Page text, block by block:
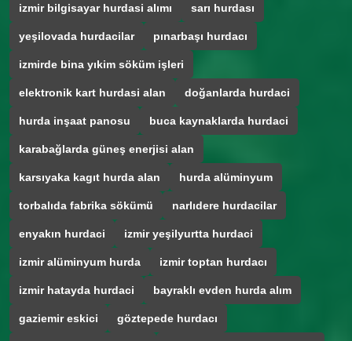
izmir bilgisayar hurdasi alımı sarı hurdası
yeşilovada hurdacilar pınarbaşı hurdacı
izmirde bina yıkim söküm işleri
elektronik kart hurdasi alan doğanlarda hurdaci
hurda inşaat panosu buca kaynaklarda hurdaci
karabağlarda güneş enerjisi alan
karsıyaka kagıt hurda alan hurda alüminyum
torbalıda fabrika sökümü narlıdere hurdacilar
enyakın hurdaci izmir yeşilyurtta hurdaci
izmir alüminyum hurda izmir toptan hurdacı
izmir hatayda hurdaci bayraklı evden hurda alım
gaziemir eskici göztepede hurdacı